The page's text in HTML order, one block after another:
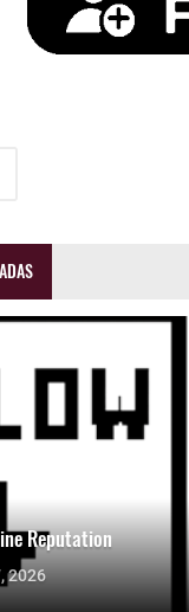
Reputation
2026